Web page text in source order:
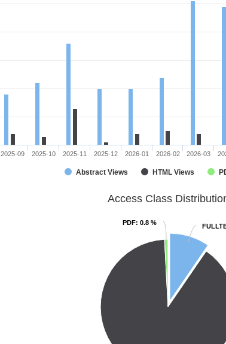
Abstract Views HTML Views
2025-09 2025-10 2025-11 2025-12 2026-01 2026-02 2026-03
Access Class
PDF: 0.8 %
PDF: 0.8 %